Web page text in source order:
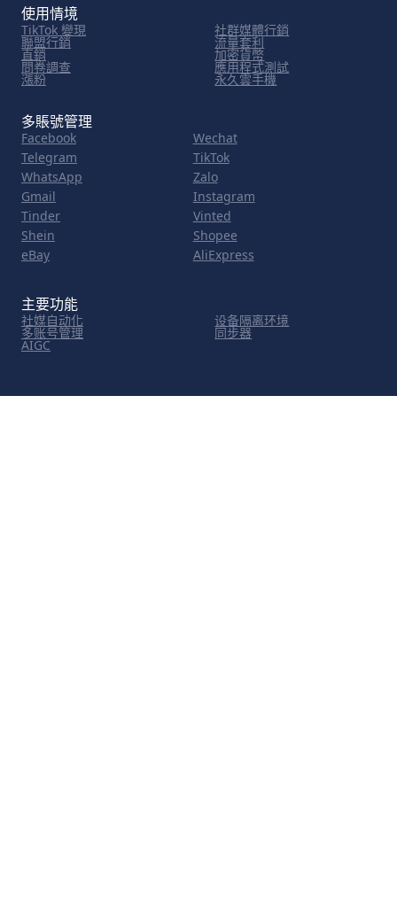
使用情境
TikTok 變現 社群媒體行銷
聯盟行銷 流量套利
直銷 加密貨幣
問卷調查 應用程式測試
漲粉 永久雲手機
多賬號管理
Facebook
Wechat
Telegram
TikTok
WhatsApp
Zalo
Gmail
Instagram
Tinder
Vinted
Shein
Shopee
eBay
AliExpress
主要功能
社媒自动化 设备隔离环境
多账号管理 同步器
AIGC